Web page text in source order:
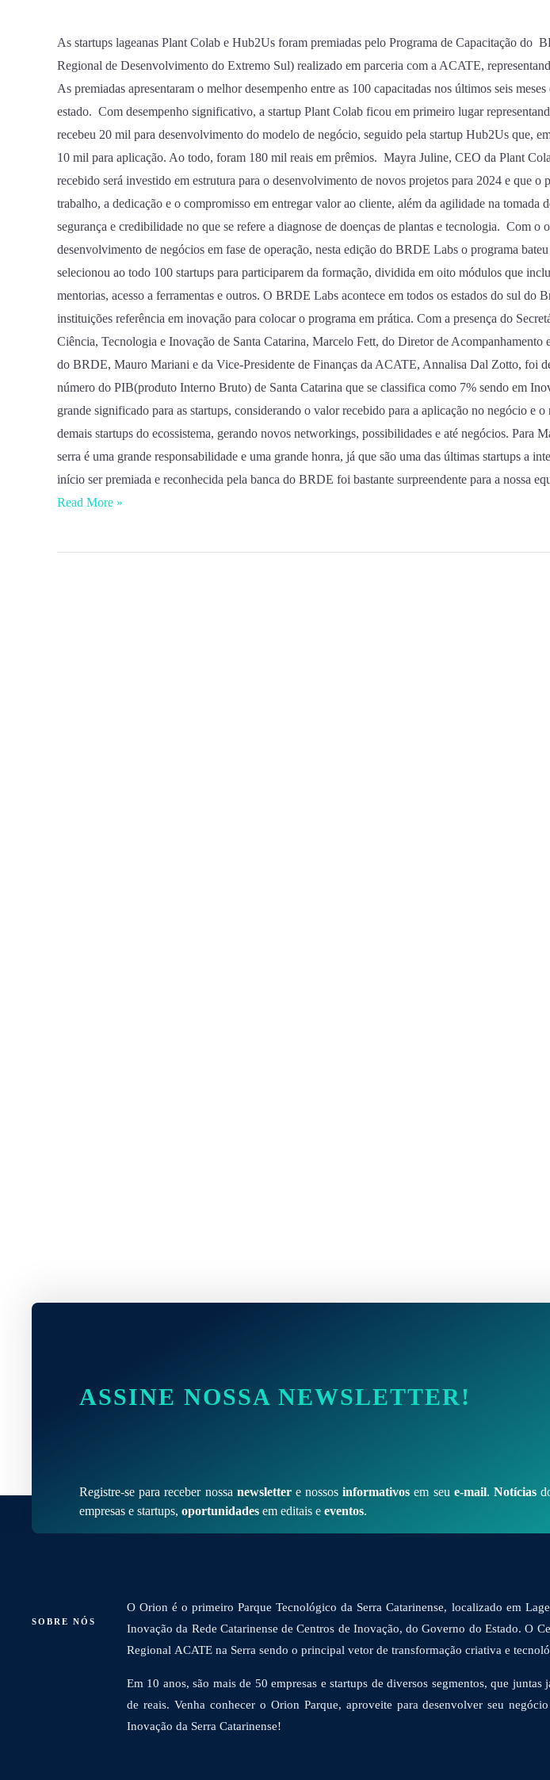
As startups lageanas Plant Colab e Hub2Us foram premiadas pelo Programa de Capacitação do
Regional de Desenvolvimento do Extremo Sul) realizado em parceria com a ACATE,
As premiadas apresentaram o melhor desempenho entre as 100 capacitadas nos últimos seis
estado. Com desempenho significativo, a startup Plant Colab ficou em primeiro lugar
recebeu 20 mil para desenvolvimento do modelo de negócio, seguido pela startup Hub2Us que,
10 mil para aplicação. Ao todo, foram 180 mil reais em prêmios. Mayra Juline, CEO da Plant
recebido será investido em estrutura para o desenvolvimento de novos projetos para 2024 e que o
trabalho, a dedicação e o compromisso em entregar valor ao cliente, além da agilidade na tomada
segurança e credibilidade no que se refere a diagnose de doenças de plantas e tecnologia. Com o
desenvolvimento de negócios em fase de operação, nesta edição do BRDE Labs o programa
selecionou ao todo 100 startups para participarem da formação, dividida em oito módulos que
mentorias, acesso a ferramentas e outros. O BRDE Labs acontece em todos os estados do sul do
instituições referência em inovação para colocar o programa em prática. Com a presença do
Ciência, Tecnologia e Inovação de Santa Catarina, Marcelo Fett, do Diretor de Acompanhamento
do BRDE, Mauro Mariani e da Vice-Presidente de Finanças da ACATE, Annalisa Dal Zotto, foi
número do PIB(produto Interno Bruto) de Santa Catarina que se classifica como 7% sendo em
grande significado para as startups, considerando o valor recebido para a aplicação no negócio e o
demais startups do ecossistema, gerando novos networkings, possibilidades e até negócios. Para
serra é uma grande responsabilidade e uma grande honra, já que são uma das últimas startups a
início ser premiada e reconhecida pela banca do BRDE foi bastante surpreendente para a nossa
programa
e
recebe
20
mil
para
investimento
na
startup
por
meio
do
BRDE
Labs
Read More »
ASSINE NOSSA NEWSLETTER!
Registre-se para receber nossa newslettere nossosinformativos em seu e-mail. Notícias
empresas e startups, oportunidades em editais e eventos.
SOBRE NÓS
O Orion é o primeiro Parque Tecnológico da Serra Catarinense, localizado em
Inovação da Rede Catarinense de Centros de Inovação, do Governo do Estado. O
Regional ACATE na Serra sendo o principal vetor de transformação criativa e
Em 10 anos, são mais de 50 empresas e startups de diversos segmentos, que
de reais. Venha conhecer o Orion Parque, aproveite para desenvolver seu
Inovação da Serra Catarinense!